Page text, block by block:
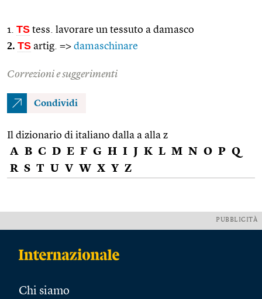
1. TS tess. lavorare un tessuto a damasco
2. TS artig. => damaschinare
Correzioni e suggerimenti
Condividi
Il dizionario di italiano dalla a alla z
A B C D E F G H I J K L M N O P Q
R S T U V W X Y Z
PUBBLICITÀ
Chi siamo